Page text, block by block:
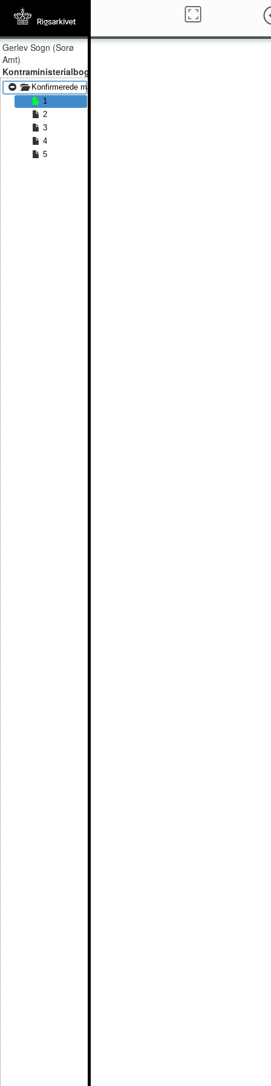
Gerlev Sogn (Sorø
Amt)
Kontraministerialbog
Konfirmerede mænd 1886 - Konfirmerede mænd 1891
1
2
3
4
5